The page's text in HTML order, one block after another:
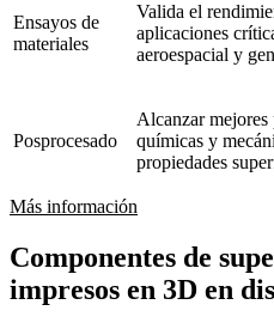
Ensayos de
materiales
Valida el
aplicaciones
aeroespacial y
Posprocesado
Alcanzar mejores
químicas y
propiedades
Más información
Componentes de
impresos en 3D en